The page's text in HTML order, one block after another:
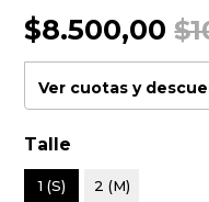
$8.500,00
Ver cuotas y
Talle
1 (S) 2 (M)